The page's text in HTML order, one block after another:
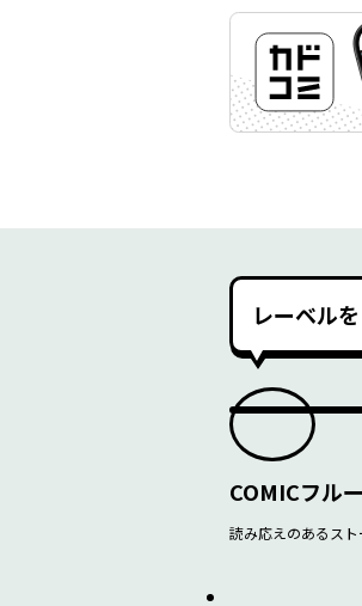
レーベル
COMICフル
読み応えのあるス